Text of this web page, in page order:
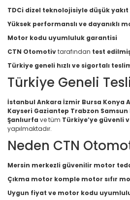
TDCi dizel teknolojisiyle düşük
Yüksek performanslı ve dayanıklı
Motor kodu uyumluluk garantisi
CTN Otomotivtarafından test
Türkiye geneli hızlı ve sigortalı
Türkiye Geneli
İstanbul Ankara İzmir Bursa Konya
Kayseri Gaziantep Trabzon
Şanlıurfa ve tüm Türkiye’ye güvenli
yapılmaktadır.
Neden CTN
Mersin merkezli güvenilir motor
Çıkma motor komple motor sıfır
Uygun fiyat ve motor kodu